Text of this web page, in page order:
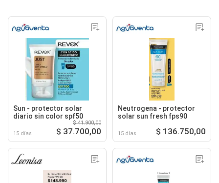
Sun - protector solar
diario sin color spf50
15 días
$ 41.900,00
$ 37.700,00
Neutrogena - protector
solar sun fresh fps90
15 días $ 136.750,00